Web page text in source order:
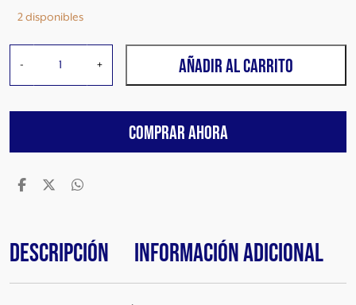
2 disponibles
-
t
u
a
d
+ AÑADIR AL CARRITO
COMPRAR AHORA
Descripción Información adicional